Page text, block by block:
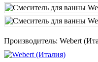
Производитель: Webert